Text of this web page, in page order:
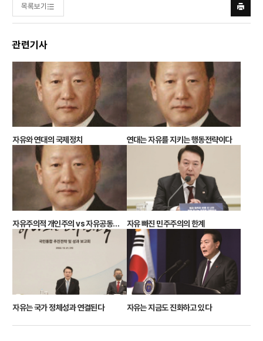
목록보기
프린트
하기
관련기사
자유와 연대의 국제정치 연대는 자유를 지키는 행동전략이다
자유주의적 개인주의 vs 자유공동체주의 자유 빠진 민주주의의 한계
자유는 국가 정체성과 연결된다 자유는 지금도 진화하고 있다